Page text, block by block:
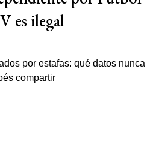
es ilegal